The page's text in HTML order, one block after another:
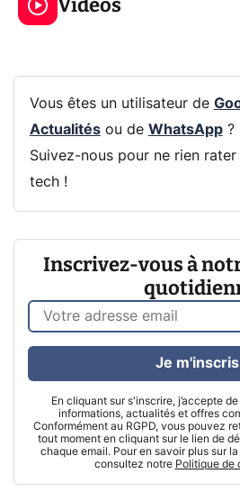
prochaine Xbox !
Vous êtes un utilisateur de
Actualitésou de WhatsApp?
Suivez-nous pour ne rien
tech !
Inscrivez-vous à
En cliquant sur s'inscrire, j’accepte
informations, actualités et offres
Conformément au RGPD, vous pouvez
tout moment en cliquant sur le lien de
chaque email. Pour en savoir plus sur
consultez notre Politique de
Je m'inscris